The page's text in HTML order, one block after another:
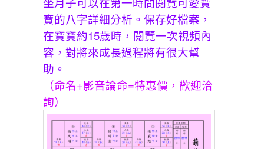
寶的八字詳細分析。保存好檔案，
在寶寶約15歲時，閱覽一次視頻內
容，對將來成長過程將有很大幫
助。
（命名+影音論命=特惠價，歡迎洽
詢）